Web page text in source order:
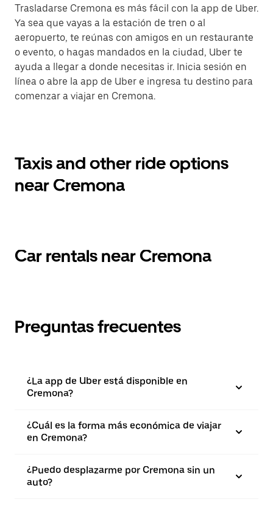
Trasladarse Cremona es más fácil con la app de Uber.
Ya sea que vayas a la estación de tren o al
aeropuerto, te reúnas con amigos en un restaurante
o evento, o hagas mandados en la ciudad, Uber te
ayuda a llegar a donde necesitas ir. Inicia sesión en
línea o abre la app de Uber e ingresa tu destino para
comenzar a viajar en Cremona.
Taxis and other ride options
near Cremona
Car rentals near Cremona
Preguntas frecuentes
¿La app de Uber está disponible en
Cremona?
¿Cuál es la forma más económica de viajar
en Cremona?
¿Puedo desplazarme por Cremona sin un
auto?